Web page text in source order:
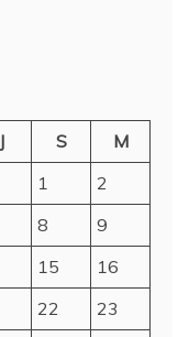
J S
M
1
2
8
9
15
16
22
23